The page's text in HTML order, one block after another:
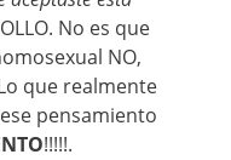
No es que
NO,
que realmente
pensamiento
!!!!!.